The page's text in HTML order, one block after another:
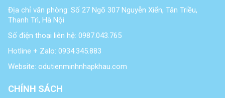
Địa chỉ văn phòng: Số 27 Ngõ 307 Nguyễn Xiển, Tân Triều,
Thanh Trì, Hà Nội
Số điện thoại liên hệ: 0987.043.765
Hotline + Zalo: 0934.345.883
Website: odutienminhnhapkhau.com
CHÍNH SÁCH